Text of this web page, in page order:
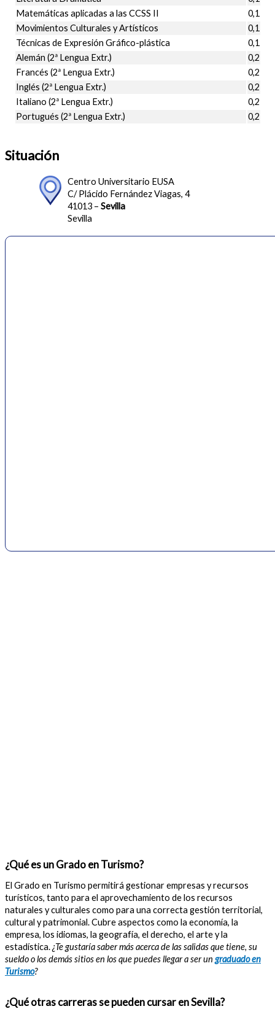
Matemáticas aplicadas a las CCSS II
0,1
Movimientos Culturales y Artísticos
0,1
Técnicas de Expresión Gráfico-plástica
0,1
Alemán (2ª Lengua Extr.)
0,2
Francés (2ª Lengua Extr.)
0,2
Inglés (2ª Lengua Extr.)
0,2
Italiano (2ª Lengua Extr.)
0,2
Portugués (2ª Lengua Extr.)
0,2
Situación
Centro Universitario EUSA
C/ Plácido Fernández Viagas, 4
41013 – Sevilla
Sevilla
¿Qué es un Grado en Turismo?
El Grado en Turismo permitirá gestionar empresas y recursos
turísticos, tanto para el aprovechamiento de los recursos
naturales y culturales como para una correcta gestión territorial,
cultural y patrimonial. Cubre aspectos como la economía, la
empresa, los idiomas, la geografía, el derecho, el arte y la
estadística.¿Te gustaría saber más acerca de las salidas que tiene, su
sueldo o los demás sitios en los que puedes llegar a ser un graduado en
Turismo?
¿Qué otras carreras se pueden cursar en Sevilla?